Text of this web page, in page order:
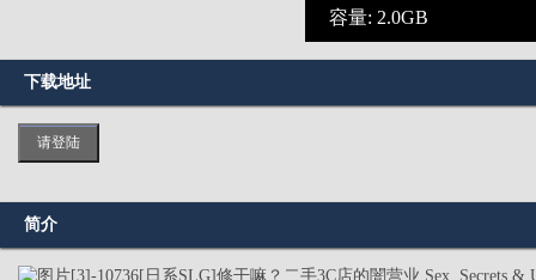
容量: 2.0GB
下载地址
请登陆
简介